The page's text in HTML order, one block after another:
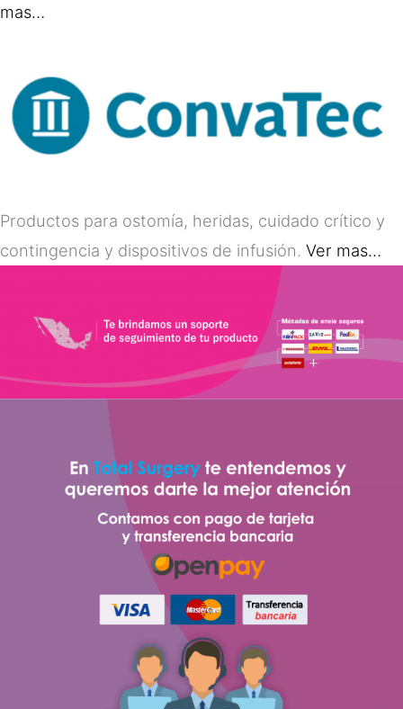
mas…
Productos para ostomía, heridas, cuidado crítico y
contingencia y dispositivos de infusión. Ver mas…